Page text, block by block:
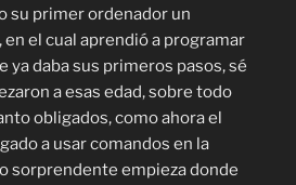
su primer ordenador un
el cual aprendió a programar
ya daba sus primeros pasos, sé
a esas edad, sobre todo
obligados, como ahora el
a usar comandos en la
sorprendente empieza donde